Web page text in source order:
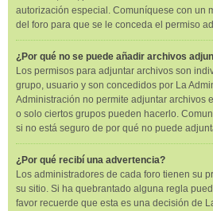
autorización especial. Comuníquese con un
del foro para que se le conceda el permiso
¿Por qué no se puede añadir archivos
Los permisos para adjuntar archivos son
grupo, usuario y son concedidos por La
Administración no permite adjuntar archivos
o solo ciertos grupos pueden hacerlo.
si no está seguro de por qué no puede
¿Por qué recibí una advertencia?
Los administradores de cada foro tienen su
su sitio. Si ha quebrantado alguna regla
favor recuerde que esta es una decisión de